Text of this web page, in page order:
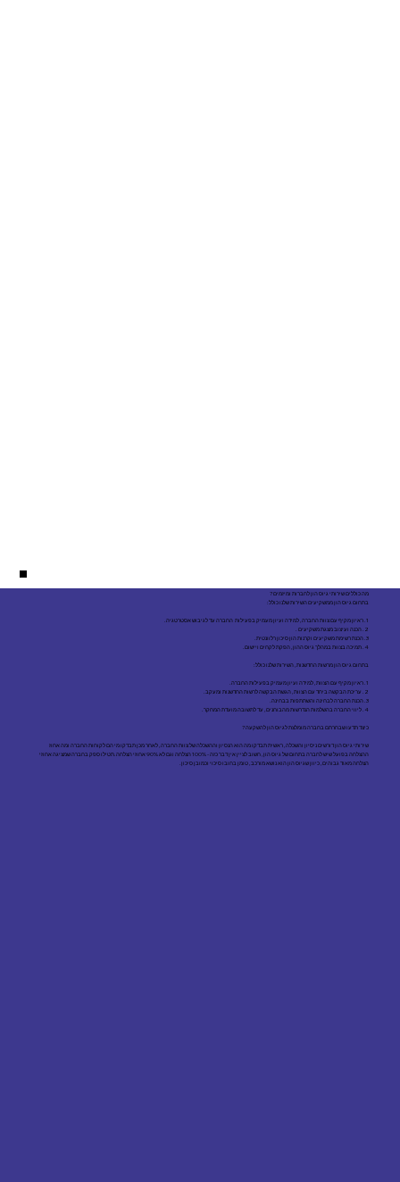
מה כוללים שירותי גיוס הון לחברות ומיזמים?
בתחום גיוס הון ממשקיעים השירות שלנו כולל:
1. ראיון מקיף עם צוות החברה, למידה ועיון מעמיק בפעילות החברה עד לגיבוש אסטרטגיה.
2. הכנה ועיצוב מצגת משקיעים .
3. הכנת רשימת משקיעים וקרנות הון סיכון רלוונטית.
4. תמיכה בצוות במהלך גיוס ההון, הפקת לקחים ויישום.
בתחום גיוס הון מרשות החדשנות, השירות שלנו כולל:
1. ראיון מקיף עם הצוות, למידה ועיון מעמיק בפעילות החברה.
2. עריכת הבקשה ביחד עם הצוות, הגשת הבקשה לרשות החדשנות ומעקב.
3. הכנת החברה לבחינה והשתתפות בבחינה.
4. ליווי החברה בהשלמות הנדרשות מהבוחנים, עד לתשובה מועדת המחקר.
כיצד תדעו שבחרתם בחברה מומלצת לגיוס הון להשקעה?
שירותי גיוס הון דורשים ניסיון והשכלה, ראשית תבדקו מה הוא הנסיון וההשכלה של צוות החברה, לאחר מכן תבדקו מי הם לקוחות החברה ומה אחוז
ההצלחה בפועל שיש לחברה בתחום של גיוס הון, חשוב לציין אין דבר כזה - 100% הצלחה וגם לא 90% אחוזי הצלחה.תטילו ספק בחברה שמציגה אחוזי
הצלחה מאוד גבוהים, כיוון שגיוס הון הוא נושא מורכב, טומן בחובו סיכוי וכמובן סיכון.